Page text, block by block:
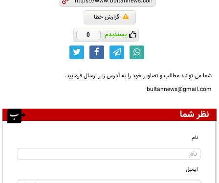
گزارش خطا
پسندیدم 0
شما می توانید مطالب و تصاویر خود را به آدرس زیر ارسال فرمایید.
bultannews@gmail.com
نظر شما
نام
ایمیل